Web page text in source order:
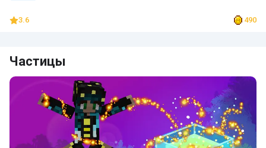
3.6 490
Частицы